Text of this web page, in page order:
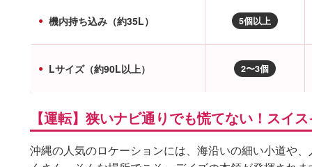
機内持ち込み（約35L） 5個以上
Lサイズ（約90L以上） 2〜3個
【運転】狭いナビ通りでも慌てない！スイ
沖縄の人気のロケーションには、海沿いの細い小道や